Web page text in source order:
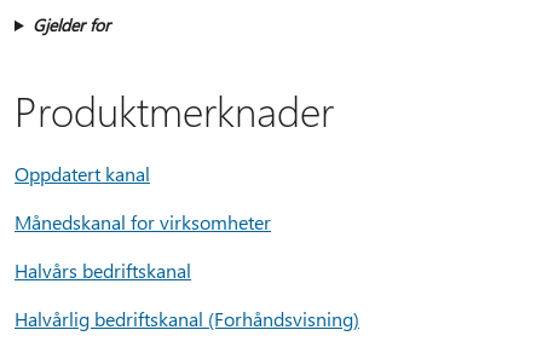
Gjelder for
Produktmerknader
Oppdatert kanal
Månedskanal for virksomheter
Halvårs bedriftskanal
Halvårlig bedriftskanal (Forhåndsvisning)